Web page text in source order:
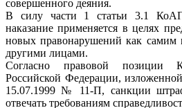
совершенного деяния.
В силу части 1 статьи 3.1
наказание применяется в целях
новых правонарушений как самим
другими лицами.
Согласно правовой позиции
Российской Федерации,
15.07.1999 № 11-П, санкции
отвечать требованиям